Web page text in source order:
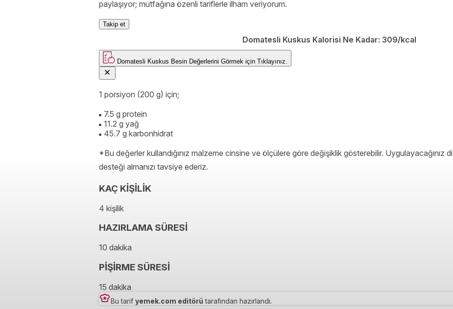
paylaşıyor; mutfağına özenli tariflerle ilham veriyorum.
Takip et
Domatesli Kuskus Kalorisi Ne Kadar: 309/kcal
Domatesli Kuskus Besin Değerlerini Görmek için Tıklayınız.
1 porsiyon (200 g) için;
7.5 g protein
11.2 g yağ
45.7 g karbonhidrat
*Bu değerler kullandığınız malzeme cinsine ve ölçülere göre değişiklik gösterebilir. Uygulayacağınız
desteği almanızı tavsiye ederiz.
KAÇ KİŞİLİK
4 kişilik
HAZIRLAMA SÜRESİ
10 dakika
PİŞİRME SÜRESİ
15 dakika
Bu tarif yemek.com editörü tarafından hazırlandı.